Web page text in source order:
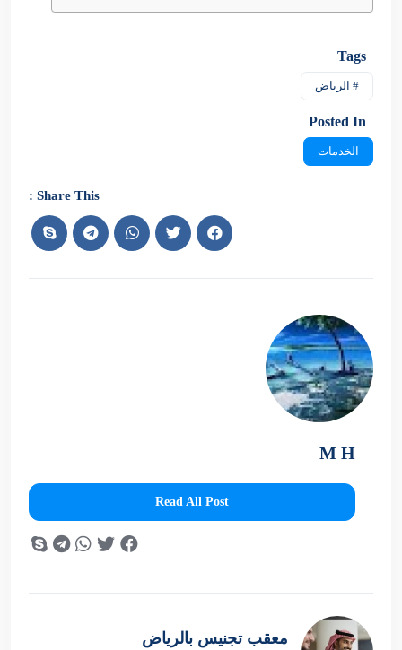
Tags
# الرياض
Posted In
الخدمات
Share This :
M H
Read All Post
معقب تجنيس بالرياض